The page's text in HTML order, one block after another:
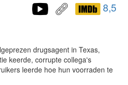
8,5
drugsagent in Texas,
keerde, corrupte collega's
leerde hoe hun voorraden te